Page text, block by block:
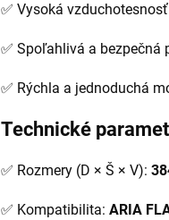
✅ Vysoká
✅ Spoľahlivá a bezpečná
✅ Rýchla a jednoduchá
Technické
✅ Rozmery (D × Š × V):
✅ Kompatibilita: ARIA